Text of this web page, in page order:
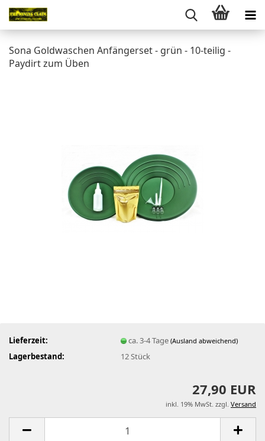
Sona Goldwaschen Anfängerset - grün - 10-teilig -
Paydirt zum Üben
Lieferzeit: ca. 3-4 Tage(Ausland abweichend)
Lagerbestand: 12 Stück
27,90 EUR
inkl. 19% MwSt. zzgl. Versand